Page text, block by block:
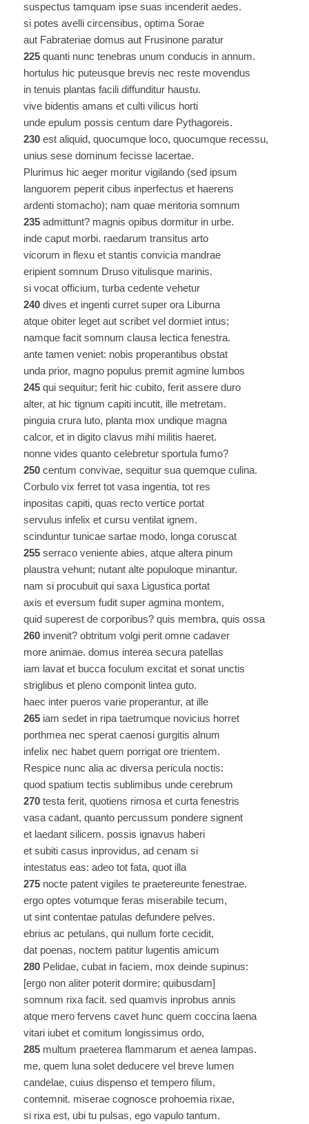
suspectus tamquam ipse suas incenderit aedes.
si potes avelli circensibus, optima Sorae
aut Fabrateriae domus aut Frusinone paratur
225quanti nunc tenebras unum conducis in annum.
hortulus hic puteusque brevis nec reste movendus
in tenuis plantas facili diffunditur haustu.
vive bidentis amans et culti vilicus horti
unde epulum possis centum dare Pythagoreis.
230est aliquid, quocumque loco, quocumque recessu,
unius sese dominum fecisse lacertae.
Plurimus hic aeger moritur vigilando (sed ipsum
languorem peperit cibus inperfectus et haerens
ardenti stomacho); nam quae meritoria somnum
235admittunt? magnis opibus dormitur in urbe.
inde caput morbi. raedarum transitus arto
vicorum in flexu et stantis convicia mandrae
eripient somnum Druso vitulisque marinis.
si vocat officium, turba cedente vehetur
240dives et ingenti curret super ora Liburna
atque obiter leget aut scribet vel dormiet intus;
namque facit somnum clausa lectica fenestra.
ante tamen veniet: nobis properantibus obstat
unda prior, magno populus premit agmine lumbos
245qui sequitur; ferit hic cubito, ferit assere duro
alter, at hic tignum capiti incutit, ille metretam.
pinguia crura luto, planta mox undique magna
calcor, et in digito clavus mihi militis haeret.
nonne vides quanto celebretur sportula fumo?
250centum convivae, sequitur sua quemque culina.
Corbulo vix ferret tot vasa ingentia, tot res
inpositas capiti, quas recto vertice portat
servulus infelix et cursu ventilat ignem.
scinduntur tunicae sartae modo, longa coruscat
255serraco veniente abies, atque altera pinum
plaustra vehunt; nutant alte populoque minantur.
nam si procubuit qui saxa Ligustica portat
axis et eversum fudit super agmina montem,
quid superest de corporibus? quis membra, quis ossa
260invenit? obtritum volgi perit omne cadaver
more animae. domus interea secura patellas
iam lavat et bucca foculum excitat et sonat unctis
striglibus et pleno componit lintea guto.
haec inter pueros varie properantur, at ille
265iam sedet in ripa taetrumque novicius horret
porthmea nec sperat caenosi gurgitis alnum
infelix nec habet quem porrigat ore trientem.
Respice nunc alia ac diversa pericula noctis:
quod spatium tectis sublimibus unde cerebrum
270testa ferit, quotiens rimosa et curta fenestris
vasa cadant, quanto percussum pondere signent
et laedant silicem. possis ignavus haberi
et subiti casus inprovidus, ad cenam si
intestatus eas: adeo tot fata, quot illa
275nocte patent vigiles te praetereunte fenestrae.
ergo optes votumque feras miserabile tecum,
ut sint contentae patulas defundere pelves.
ebrius ac petulans, qui nullum forte cecidit,
dat poenas, noctem patitur lugentis amicum
280Pelidae, cubat in faciem, mox deinde supinus:
[ergo non aliter poterit dormire; quibusdam]
somnum rixa facit. sed quamvis inprobus annis
atque mero fervens cavet hunc quem coccina laena
vitari iubet et comitum longissimus ordo,
285multum praeterea flammarum et aenea lampas.
me, quem luna solet deducere vel breve lumen
candelae, cuius dispenso et tempero filum,
contemnit. miserae cognosce prohoemia rixae,
si rixa est, ubi tu pulsas, ego vapulo tantum.